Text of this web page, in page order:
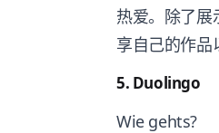
热爱。除了展
享自己的作品
5. Duolingo
Wie gehts?